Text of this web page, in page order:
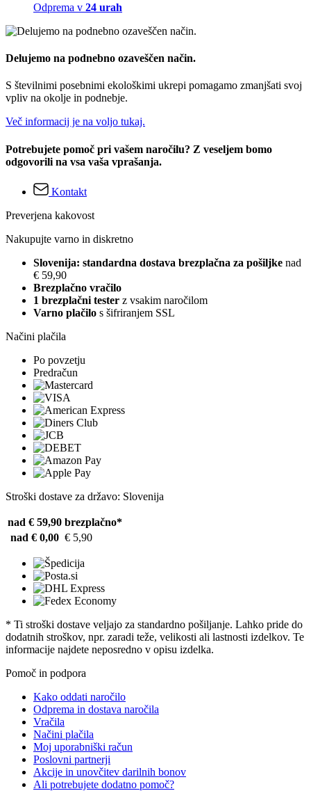
Odprema v 24 urah
Delujemo na podnebno ozaveščen način.
S številnimi posebnimi ekološkimi ukrepi pomagamo zmanjšati svoj
vpliv na okolje in podnebje.
Več informacij je na voljo tukaj.
Potrebujete pomoč pri vašem naročilu? Z veseljem bomo
odgovorili na vsa vaša vprašanja.
Kontakt
Preverjena kakovost
Nakupujte varno in diskretno
Slovenija: standardna dostava brezplačna za pošiljke nad
€ 59,90
Brezplačno vračilo
1 brezplačni tester z vsakim naročilom
Varno plačilo s šifriranjem SSL
Načini plačila
Po povzetju
Predračun
Stroški dostave za državo: Slovenija
nad € 59,90 brezplačno*
nad € 0,00 € 5,90
* Ti stroški dostave veljajo za standardno pošiljanje. Lahko pride do
dodatnih stroškov, npr. zaradi teže, velikosti ali lastnosti izdelkov. Te
informacije najdete neposredno v opisu izdelka.
Pomoč in podpora
Kako oddati naročilo
Odprema in dostava naročila
Vračila
Načini plačila
Moj uporabniški račun
Poslovni partnerji
Akcije in unovčitev darilnih bonov
Ali potrebujete dodatno pomoč?